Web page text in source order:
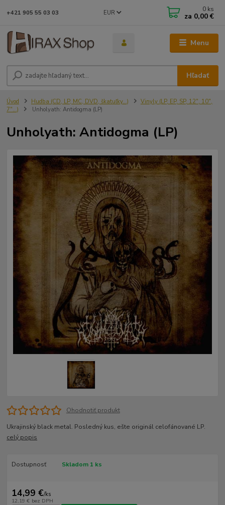
Menu
EUR
Hľadať
+421 905 55 03 03 0 ks
za 0,00 €
Úvod Hudba (CD, LP, MC, DVD, škatuľky...)
Vinyly (LP, EP, SP, 12", 10",
7"...)
Unholyath: Antidogma (LP)
Unholyath: Antidogma (LP)
Ohodnotiť produkt
Ukrajinský black metal. Posledný kus, ešte originál celofánované LP.
celý popis
Dostupnosť Skladom 1 ks
14,99 €/ks
12,19 € bez DPH